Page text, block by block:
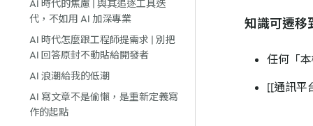
AI 時代的焦慮 | 與其追逐工具迭
代，不如用 AI 加深專業
AI 時代怎麼跟工程師提需求 | 別把
AI 回答原封不動貼給開發者
AI 浪潮給我的低潮
AI 寫文章不是偷懶，是重新定義寫
作的起點
知識可遷移
任何「
[[通訊平